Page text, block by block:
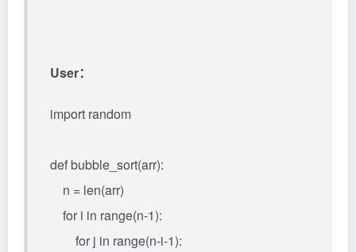
User：
import random
def bubble_sort(arr):
n = len(arr)
for i in range(n-1):
for j in range(n-i-1):